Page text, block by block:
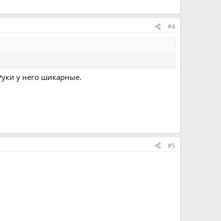
#4
у него шикарные.
#5